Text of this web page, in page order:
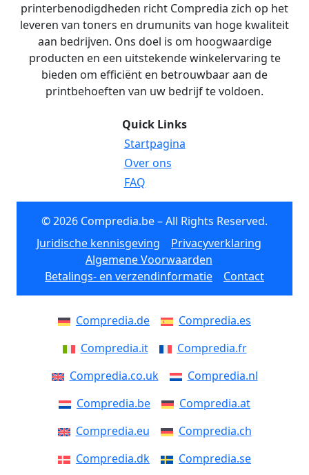
printerbenodigdheden richt Compredia zich op het
leveren van toners en drumunits van hoge kwaliteit
aan bedrijven. Ons doel is om hoogwaardige
producten en een uitstekende winkelervaring te
bieden om efficiënt en betrouwbaar aan de
printbehoeften van uw bedrijf te voldoen.
Quick Links
Startpagina
Over ons
FAQ
© 2026 Compredia.be – All Rights Reserved.
Juridische kennisgeving
Privacyverklaring
Algemene Voorwaarden
Betalings- en verzendinformatie
Contact
Compredia.de
Compredia.es
Compredia.it
Compredia.fr
Compredia.co.uk
Compredia.nl
Compredia.be
Compredia.at
Compredia.eu
Compredia.ch
Compredia.dk
Compredia.se